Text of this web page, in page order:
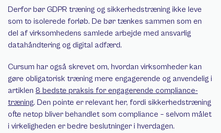
Derfor bør GDPR træning og sikkerhedstræning ikke leve
som to isolerede forløb. De bør tænkes sammen som en
del af virksomhedens samlede arbejde med ansvarlig
datahåndtering og digital adfærd.
Cursum har også skrevet om, hvordan virksomheder kan
gøre obligatorisk træning mere engagerende og anvendelig i
artiklen 8 bedste praksis for engagerende compliance-
træning. Den pointe er relevant her, fordi sikkerhedstræning
ofte netop bliver behandlet som compliance – selvom målet
i virkeligheden er bedre beslutninger i hverdagen.